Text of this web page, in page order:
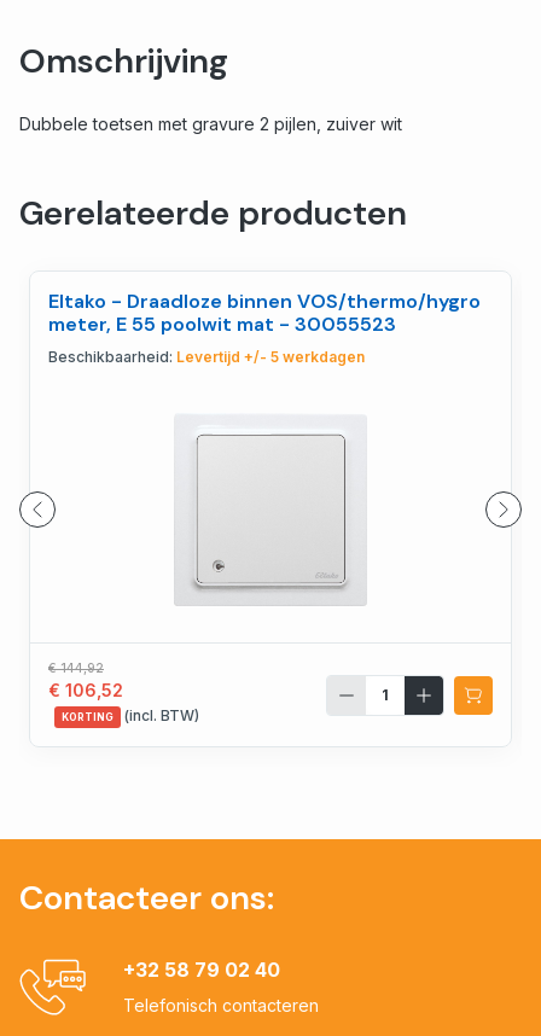
Omschrijving
Dubbele toetsen met gravure 2 pijlen, zuiver wit
Gerelateerde producten
Eltako - Draadloze binnen VOS/thermo/hygro
meter, E 55 poolwit mat - 30055523
Beschikbaarheid: Levertijd +/- 5 werkdagen
€ 144,92
€ 106,52
KORTING (incl. BTW)
Contacteer ons:
+32 58 79 02 40
Telefonisch contacteren